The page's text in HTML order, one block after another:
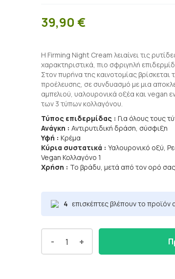
39,90 €
Η Firming Night Cream λειαίνει τις
χαρακτηριστικά, πιο σφριγηλή
Στον πυρήνα της καινοτομίας
προέλευσης, σε συνδυασμό με μια
αμπελιού, υαλουρονικά οξέα και vegan
των 3 τύπων κολλαγόνου.
Τύπος επιδερμίδας :Για όλους τους
Ανάγκη :Αντιρυτιδική δράση, σύσφιξη
Υφή :Κρέμα
Κύρια συστατικά :Υαλουρονικό οξύ,
Vegan Κολλαγόνο 1
Χρήση : To βράδυ, μετά από τον ορό σας
4 επισκέπτες βλέπουν το προϊόν
- +